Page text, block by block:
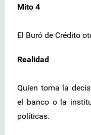
Mito 4
El Buró de Crédito
Realidad
Quien toma la
el banco o la
políticas.